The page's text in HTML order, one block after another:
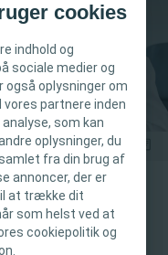
cookies
indhold og
sociale medier og
også oplysninger om
partnere inden
som kan
oplysninger, du
fra din brug af
annoncer, der er
at trække dit
som helst ved at
cookiepolitik og
til
indhold er
områder.
hjemmearbejde
at følge behandlingen.